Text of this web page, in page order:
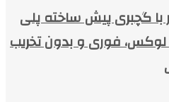
با گچبری پیش ساخته پلی
لوکس، فوری و بدون تخریب